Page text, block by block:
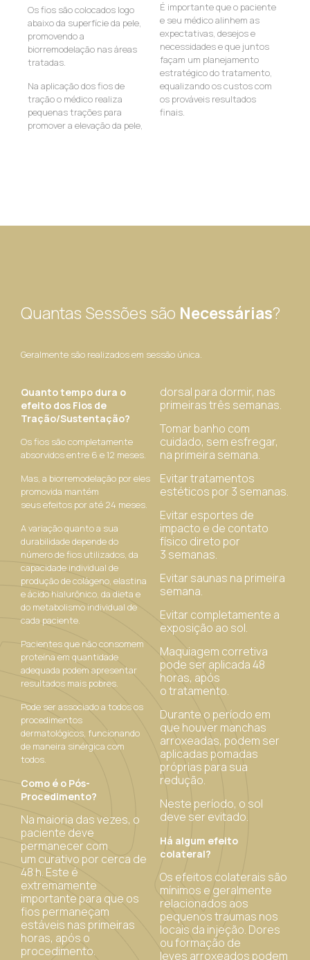
Os fios são colocados logo
abaixo da superfície da pele,
promovendo a
biorremodelação nas áreas
tratadas.
Na aplicação dos fios de
tração o médico realiza
pequenas trações para
promover a elevação da pele,
É importante que o paciente
e seu médico alinhem as
expectativas, desejos e
necessidades e que juntos
façam um planejamento
estratégico do tratamento,
equalizando os custos com
os prováveis resultados
finais.
Quantas Sessões são Necessárias?
Geralmente são realizados em sessão única.
Quanto tempo dura o
efeito dos Fios de
Tração/Sustentação?
Os fios são completamente
absorvidos entre 6 e 12 meses.
Mas, a biorremodelação por eles
promovida mantém
seus efeitos por até 24 meses.
A variação quanto a sua
durabilidade depende do
número de fios utilizados, da
capacidade individual de
produção de colágeno, elastina
e ácido hialurônico, da dieta e
do metabolismo individual de
cada paciente.
Pacientes que não consomem
proteína em quantidade
adequada podem apresentar
resultados mais pobres.
Pode ser associado a todos os
procedimentos
dermatológicos, funcionando
de maneira sinérgica com
todos.
Como é o Pós-
Procedimento?
Na maioria das vezes, o
paciente deve
permanecer com
um curativo por cerca de
48 h. Este é
extremamente
importante para que os
fios permaneçam
estáveis nas primeiras
horas, após o
procedimento.
dorsal para dormir, nas
primeiras três semanas.
Tomar banho com
cuidado, sem esfregar,
na primeira semana.
Evitar tratamentos
estéticos por 3 semanas.
Evitar esportes de
impacto e de contato
físico direto por
3 semanas.
Evitar saunas na primeira
semana.
Evitar completamente a
exposição ao sol.
Maquiagem corretiva
pode ser aplicada 48
horas, após
o tratamento.
Durante o período em
que houver manchas
arroxeadas, podem ser
aplicadas pomadas
próprias para sua
redução.
Neste período, o sol
deve ser evitado.
Há algum efeito
colateral?
Os efeitos colaterais são
mínimos e geralmente
relacionados aos
pequenos traumas nos
locais da injeção. Dores
ou formação de
leves arroxeados podem